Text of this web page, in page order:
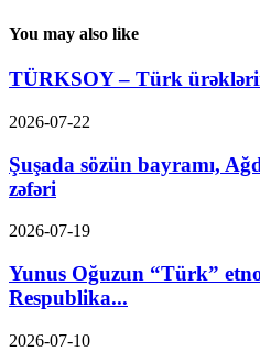
You may also like
TÜRKSOY – Türk
2026-07-22
Şuşada sözün bayramı,
zəfəri
2026-07-19
Yunus Oğuzun “Türk”
Respublika...
2026-07-10